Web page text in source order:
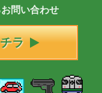
お問い合わせ
ラ